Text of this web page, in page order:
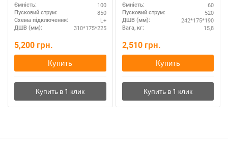
Ємність: 100
Пусковий струм: 850
Схема підключення: L+
ДШВ (мм): 310*175*225
5,200 грн.
Купить
Ємність: 60
Пусковий струм: 520
ДШВ (мм): 242*175*190
Вага, кг: 15,8
2,510 грн.
Купить